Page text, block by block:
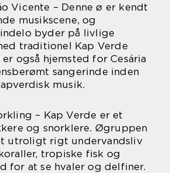
Vicente – Denne ø er kendt
musikscene, og
byder på livlige
traditionel Kap Verde
også hjemsted for Cesária
sangerinde inden
musik.
– Kap Verde er et
og snorklere. Øgruppen
utroligt rigt undervandsliv
tropiske fisk og
for at se hvaler og delfiner.